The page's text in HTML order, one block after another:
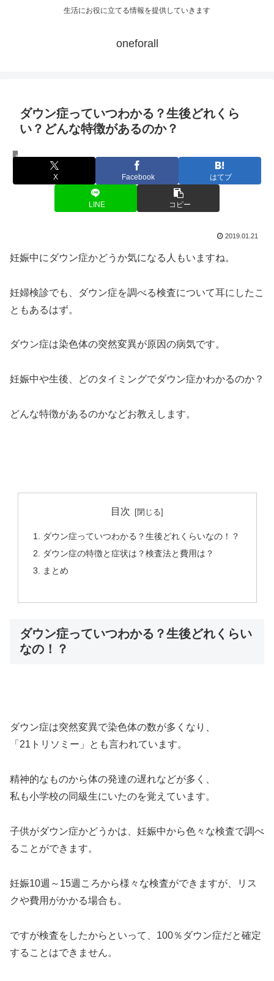
生活にお役に立てる情報を提供していきます
oneforall
ダウン症っていつわかる？生後どれくら
い？どんな特徴があるのか？
妊娠・出産・育児
X Facebook はてブ
LINE コピー
2019.01.21
妊娠中にダウン症かどうか気になる人もいますね。
妊婦検診でも、ダウン症を調べる検査について耳にしたこ
ともあるはず。
ダウン症は染色体の突然変異が原因の病気です。
妊娠中や生後、どのタイミングでダウン症かわかるのか？
どんな特徴があるのかなどお教えします。
目次
ダウン症っていつわかる？生後どれくらいなの！？
ダウン症の特徴と症状は？検査法と費用は？
まとめ
ダウン症っていつわかる？生後どれくらい
なの！？
ダウン症は突然変異で染色体の数が多くなり、
「21トリソミー」とも言われています。
精神的なものから体の発達の遅れなどが多く、
私も小学校の同級生にいたのを覚えています。
子供がダウン症かどうかは、妊娠中から色々な検査で調べ
ることができます。
妊娠10週～15週ころから様々な検査ができますが、リス
クや費用がかかる場合も。
ですが検査をしたからといって、100％ダウン症だと確定
することはできません。